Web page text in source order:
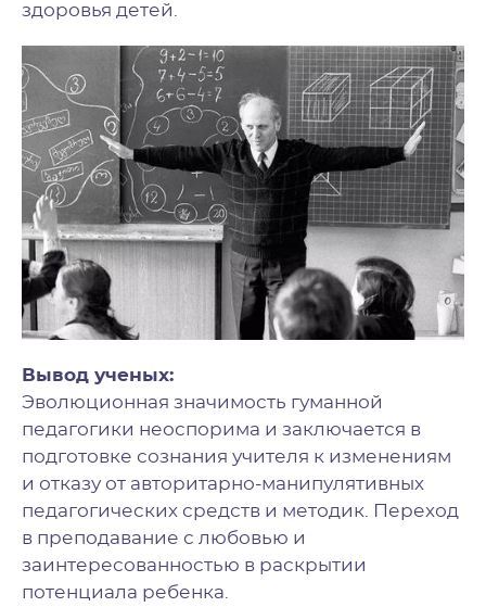
здоровья детей.
Вывод ученых:
Эволюционная значимость гуманной
педагогики неоспорима и заключается в
подготовке сознания учителя к изменениям
и отказу от авторитарно-манипулятивных
педагогических средств и методик. Переход
в преподавание с любовью и
заинтересованностью в раскрытии
потенциала ребенка.